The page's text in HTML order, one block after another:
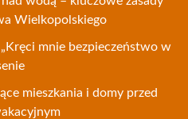
Wielkopolskiego
mnie bezpieczeństwo w
mieszkania i domy przed